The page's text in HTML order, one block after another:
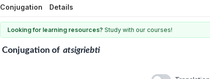
Conjugation Details
Looking for learning resources? Study with our courses!
Conjugationof atsigriebti